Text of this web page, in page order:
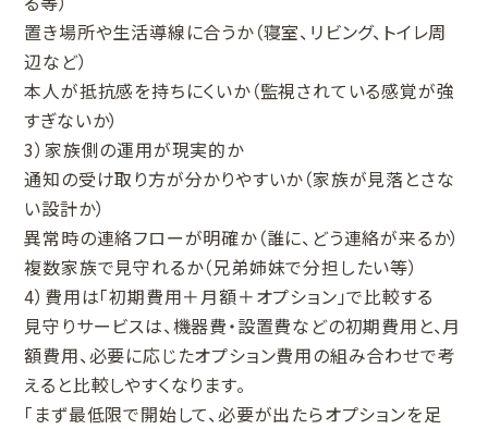
置き場所や生活導線に合うか（寝室、リビング、トイレ周
辺など）
本人が抵抗感を持ちにくいか（監視されている感覚が強
すぎないか）
3）家族側の運用が現実的か
通知の受け取り方が分かりやすいか（家族が見落とさな
い設計か）
異常時の連絡フローが明確か（誰に、どう連絡が来るか）
複数家族で見守れるか（兄弟姉妹で分担したい等）
4）費用は「初期費用＋月額＋オプション」で比較する
見守りサービスは、機器費・設置費などの初期費用と、月
額費用、必要に応じたオプション費用の組み合わせで考
えると比較しやすくなります。
「まず最低限で開始して、必要が出たらオプションを足